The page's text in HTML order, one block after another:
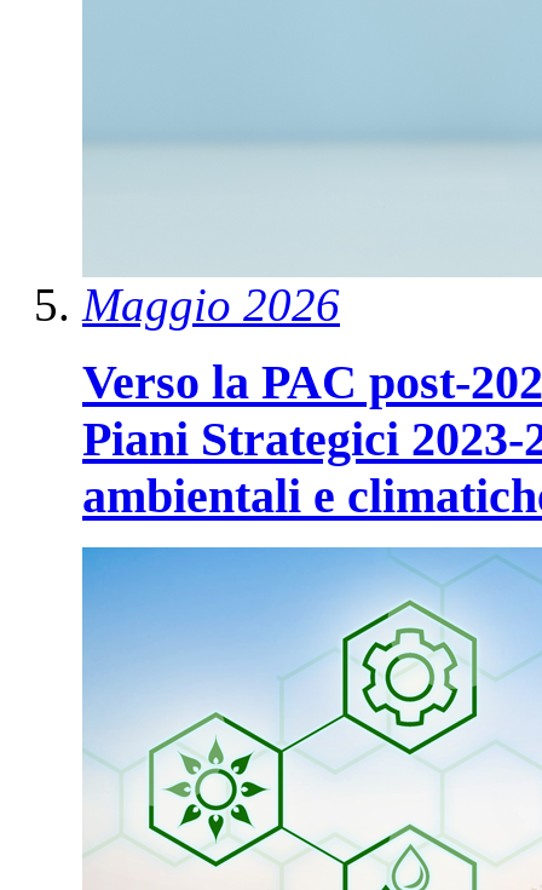
Maggio 2026
Verso la PAC post-
Piani Strategici
ambientali e